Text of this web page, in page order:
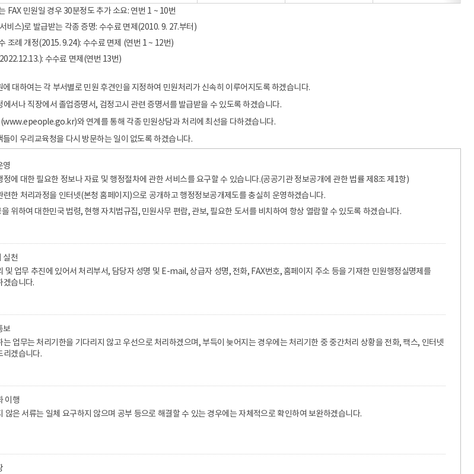
FAX 민원일 경우 30분정도 추가 소요: 연번 1 ~ 10번
비스)로 발급받는 각종 증명: 수수료 면제(2010. 9. 27.부터)
조례 개정(2015. 9.24): 수수료 면제 (연번 1 ~ 12번)
수수료 면제(연번 13번)
대하여는 각 부서별로 민원 후견인을 지정하여 민원처리가 신속히 이루어지도록 하겠습니다.
서나 직장에서 졸업증명서, 검정고시 관련 증명서를 발급받을 수 있도록 하겠습니다.
와 연계를 통해 각종 민원상담과 처리에 최선을 다하겠습니다.
이 우리교육청을 다시 방문하는 일이 없도록 하겠습니다.
영
정에 대한 필요한 정보나 자료 및 행정절차에 관한 서비스를 요구할 수 있습니다.(공공기관 정보공개에 관한 법률 제8조 제1항)
련한 처리과정을 인터넷(본청 홈페이지)으로 공개하고 행정정보공개제도를 충실히 운영하겠습니다.
위하여 대한민국 법령, 현행 자치법규집, 민원사무 편람, 관보, 필요한 도서를 비치하여 항상 열람할 수 있도록 하겠습니다.
실천
및 업무 추진에 있어서 처리부서, 담당자 성명 및 E-mail, 상급자 성명, 전화, FAX번호, 홈페이지 주소 등을 기재한 민원행정실명제를
겠습니다.
보
는 업무는 처리기한을 기다리지 않고 우선으로 처리하겠으며, 부득이 늦어지는 경우에는 처리기한 중 중간처리 상황을 전화, 팩스, 인터넷
리겠습니다.
이행
않은 서류는 일체 요구하지 않으며 공부 등으로 해결할 수 있는 경우에는 자체적으로 확인하여 보완하겠습니다.